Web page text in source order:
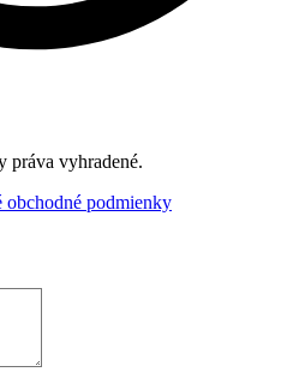
práva vyhradené.
obchodné podmienky